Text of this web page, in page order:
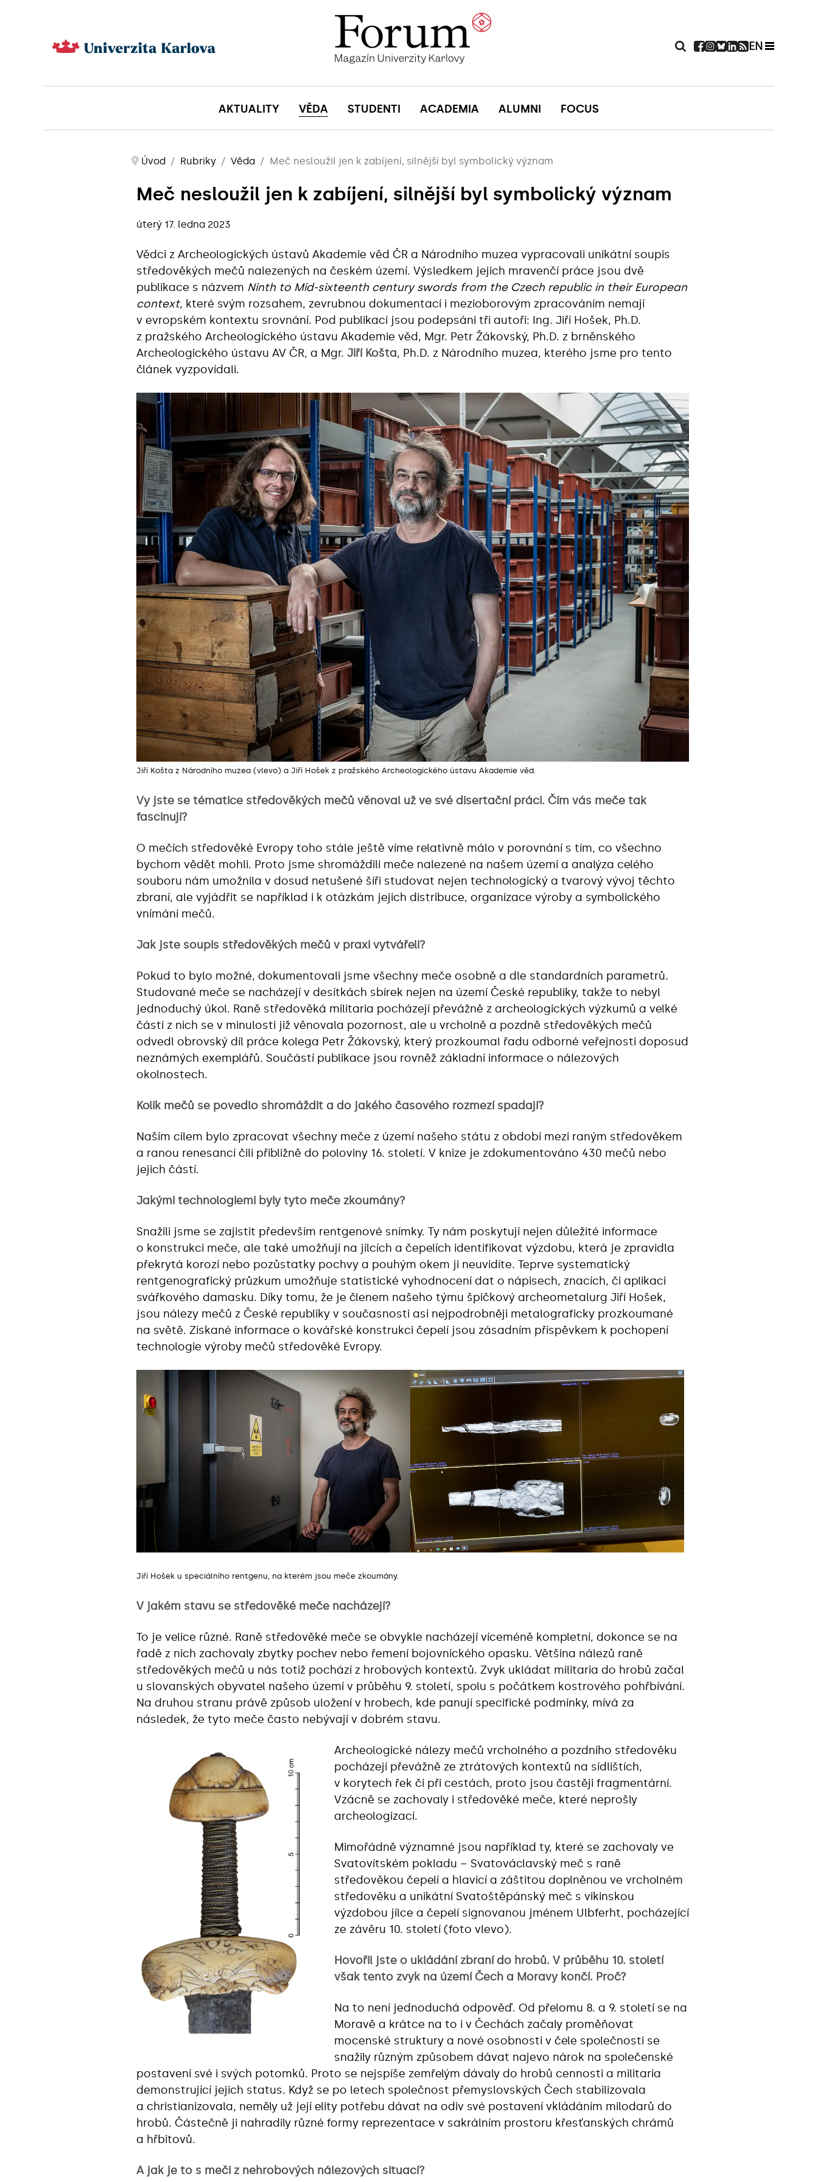
EN
AKTUALITY VĚDA STUDENTI ACADEMIA ALUMNI FOCUS
Úvod Rubriky Věda Meč nesloužil jen k zabíjení, silnější byl symbolický význam
Meč nesloužil jen k zabíjení, silnější byl symbolický význam
úterý 17. ledna 2023
Vědci z Archeologických ústavů Akademie věd ČR a Národního muzea vypracovali unikátní soupis
středověkých mečů nalezených na českém území. Výsledkem jejich mravenčí práce jsou dvě
publikace s názvem Ninth to Mid-sixteenth century swords from the Czech republic in their European
context, které svým rozsahem, zevrubnou dokumentací i mezioborovým zpracováním nemají
v evropském kontextu srovnání. Pod publikací jsou podepsáni tři autoři: Ing. Jiří Hošek, Ph.D.
z pražského Archeologického ústavu Akademie věd, Mgr. Petr Žákovský, Ph.D. z brněnského
Archeologického ústavu AV ČR, a Mgr. Jiří Košta, Ph.D. z Národního muzea, kterého jsme pro tento
článek vyzpovídali.
Jiří Košta z Národního muzea (vlevo) a Jiří Hošek z pražského Archeologického ústavu Akademie věd.
Vy jste se tématice středověkých mečů věnoval už ve své disertační práci. Čím vás meče tak
fascinují?
O mečích středověké Evropy toho stále ještě víme relativně málo v porovnání s tím, co všechno
bychom vědět mohli. Proto jsme shromáždili meče nalezené na našem území a analýza celého
souboru nám umožnila v dosud netušené šíři studovat nejen technologický a tvarový vývoj těchto
zbraní, ale vyjádřit se například i k otázkám jejich distribuce, organizace výroby a symbolického
vnímání mečů.
Jak jste soupis středověkých mečů v praxi vytvářeli?
Pokud to bylo možné, dokumentovali jsme všechny meče osobně a dle standardních parametrů.
Studované meče se nacházejí v desítkách sbírek nejen na území České republiky, takže to nebyl
jednoduchý úkol. Raně středověká militaria pocházejí převážně z archeologických výzkumů a velké
části z nich se v minulosti již věnovala pozornost, ale u vrcholně a pozdně středověkých mečů
odvedl obrovský díl práce kolega Petr Žákovský, který prozkoumal řadu odborné veřejnosti doposud
neznámých exemplářů. Součástí publikace jsou rovněž základní informace o nálezových
okolnostech.
Kolik mečů se povedlo shromáždit a do jakého časového rozmezí spadají?
Naším cílem bylo zpracovat všechny meče z území našeho státu z období mezi raným středověkem
a ranou renesancí čili přibližně do poloviny 16. století. V knize je zdokumentováno 430 mečů nebo
jejich částí.
Jakými technologiemi byly tyto meče zkoumány?
Snažili jsme se zajistit především rentgenové snímky. Ty nám poskytují nejen důležité informace
o konstrukci meče, ale také umožňují na jílcích a čepelích identifikovat výzdobu, která je zpravidla
překrytá korozí nebo pozůstatky pochvy a pouhým okem ji neuvidíte. Teprve systematický
rentgenografický průzkum umožňuje statistické vyhodnocení dat o nápisech, znacích, či aplikaci
svářkového damasku. Díky tomu, že je členem našeho týmu špičkový archeometalurg Jiří Hošek,
jsou nálezy mečů z České republiky v současnosti asi nejpodrobněji metalograficky prozkoumané
na světě. Získané informace o kovářské konstrukci čepelí jsou zásadním příspěvkem k pochopení
technologie výroby mečů středověké Evropy.
Jiří Hošek u speciálního rentgenu, na kterém jsou meče zkoumány.
V jakém stavu se středověké meče nacházejí?
To je velice různé. Raně středověké meče se obvykle nacházejí víceméně kompletní, dokonce se na
řadě z nich zachovaly zbytky pochev nebo řemení bojovnického opasku. Většina nálezů raně
středověkých mečů u nás totiž pochází z hrobových kontextů. Zvyk ukládat militaria do hrobů začal
u slovanských obyvatel našeho území v průběhu 9. století, spolu s počátkem kostrového pohřbívání.
Na druhou stranu právě způsob uložení v hrobech, kde panují specifické podmínky, mívá za
následek, že tyto meče často nebývají v dobrém stavu.
Archeologické nálezy mečů vrcholného a pozdního středověku
pocházejí převážně ze ztrátových kontextů na sídlištích,
v korytech řek či při cestách, proto jsou častěji fragmentární.
Vzácně se zachovaly i středověké meče, které neprošly
archeologizací.
Mimořádně významné jsou například ty, které se zachovaly ve
Svatovítském pokladu – Svatováclavský meč s raně
středověkou čepelí a hlavicí a záštitou doplněnou ve vrcholném
středověku a unikátní Svatoštěpánský meč s vikinskou
výzdobou jílce a čepelí signovanou jménem Ulbferht, pocházející
ze závěru 10. století (foto vlevo).
Hovořil jste o ukládání zbraní do hrobů. V průběhu 10. století
však tento zvyk na území Čech a Moravy končí. Proč?
Na to není jednoduchá odpověď. Od přelomu 8. a 9. století se na
Moravě a krátce na to i v Čechách začaly proměňovat
mocenské struktury a nové osobnosti v čele společnosti se
snažily různým způsobem dávat najevo nárok na společenské
postavení své i svých potomků. Proto se nejspíše zemřelým dávaly do hrobů cennosti a militaria
demonstrující jejich status. Když se po letech společnost přemyslovských Čech stabilizovala
a christianizovala, neměly už její elity potřebu dávat na odiv své postavení vkládáním milodarů do
hrobů. Částečně ji nahradily různé formy reprezentace v sakrálním prostoru křesťanských chrámů
a hřbitovů.
A jak je to s meči z nehrobových nálezových situací?